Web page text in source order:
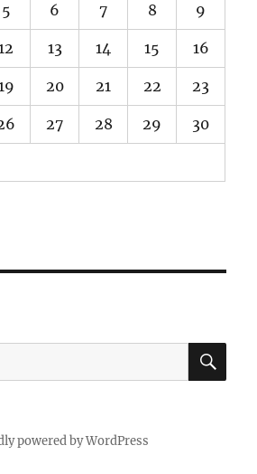
5 6 7 8 9
13 14 15 16
20 21 22 23
27 28 29 30
検
powered by WordPress